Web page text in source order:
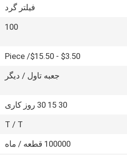
فیلتر گرد
100
$3.50 - $15.50/ Piece
جعبه تاول / دیگر
30 15 30 روز کاری
T / T
100000 قطعه / ماه